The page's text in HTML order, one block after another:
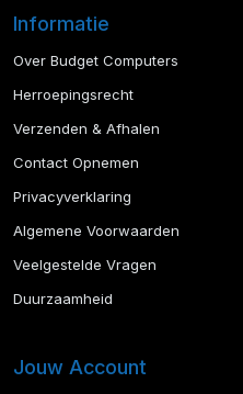
Informatie
Over Budget Computers
Herroepingsrecht
Verzenden & Afhalen
Contact Opnemen
Privacyverklaring
Algemene Voorwaarden
Veelgestelde Vragen
Duurzaamheid
Jouw Account